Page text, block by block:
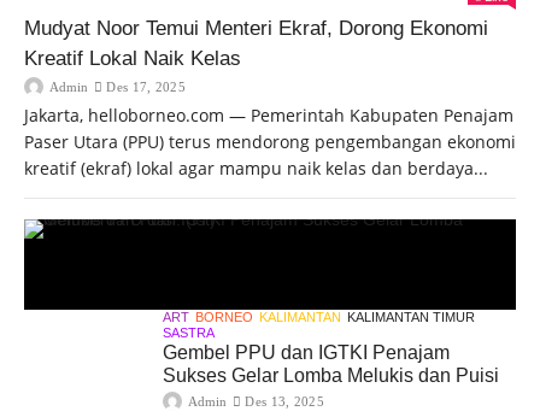
Mudyat Noor Temui Menteri Ekraf, Dorong Ekonomi
Kreatif Lokal Naik Kelas
Admin Des 17, 2025
Jakarta, helloborneo.com — Pemerintah Kabupaten Penajam
Paser Utara (PPU) terus mendorong pengembangan ekonomi
kreatif (ekraf) lokal agar mampu naik kelas dan berdaya...
ART BORNEO KALIMANTAN KALIMANTAN TIMUR
SASTRA
Gembel PPU dan IGTKI Penajam
Sukses Gelar Lomba Melukis dan Puisi
Admin Des 13, 2025